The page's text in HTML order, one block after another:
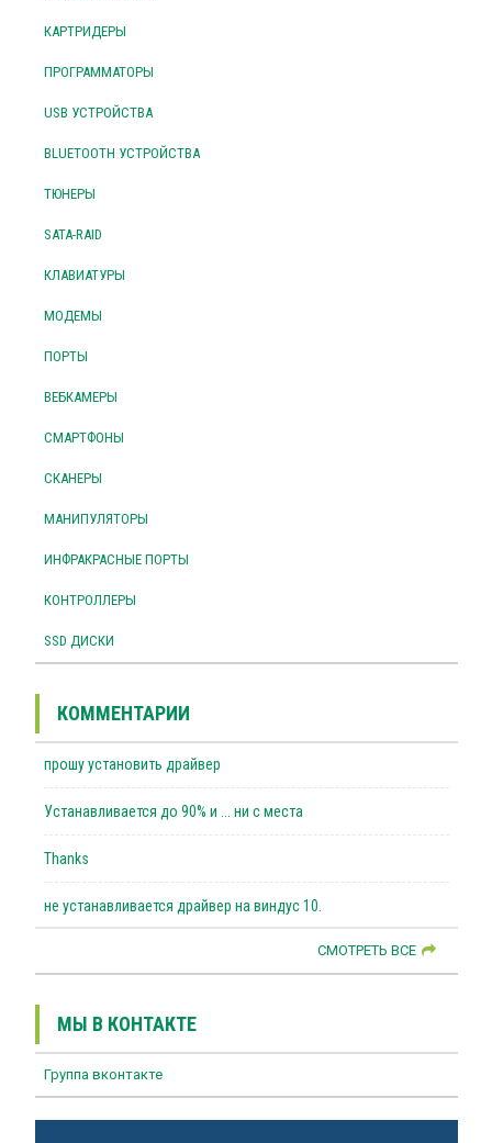
КАРТРИДЕРЫ
ПРОГРАММАТОРЫ
USB УСТРОЙСТВА
BLUETOOTH УСТРОЙСТВА
ТЮНЕРЫ
SATA-RAID
КЛАВИАТУРЫ
МОДЕМЫ
ПОРТЫ
ВЕБКАМЕРЫ
СМАРТФОНЫ
СКАНЕРЫ
МАНИПУЛЯТОРЫ
ИНФРАКРАСНЫЕ ПОРТЫ
КОНТРОЛЛЕРЫ
SSD ДИСКИ
КОММЕНТАРИИ
прошу установить драйвер
Устанавливается до 90% и ... ни с места
Thanks
не устанавливается драйвер на виндус 10.
СМОТРЕТЬ ВСЕ
МЫ В КОНТАКТЕ
Группа вконтакте